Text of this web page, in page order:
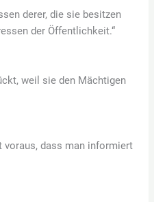
derer, die sie besitzen
der Öffentlichkeit.“
weil sie den Mächtigen
voraus, dass man informiert